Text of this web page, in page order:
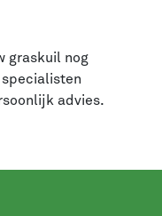
graskuil nog
advies.